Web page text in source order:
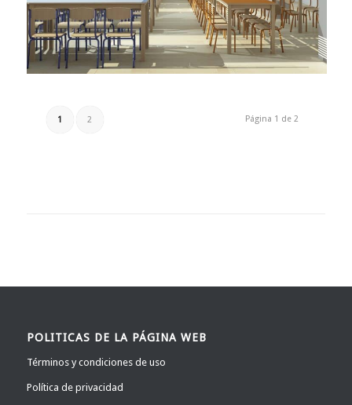
Página 1 de 2
1 2
POLITICAS DE LA PÁGINA WEB
Términos y condiciones de uso
Política de privacidad